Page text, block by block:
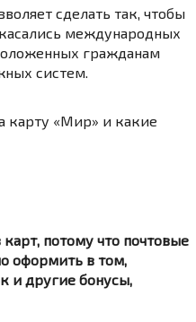
сделать так, чтобы
международных
гражданам
систем.
карту «Мир» и какие
потому что почтовые
оформить в том,
и другие бонусы,